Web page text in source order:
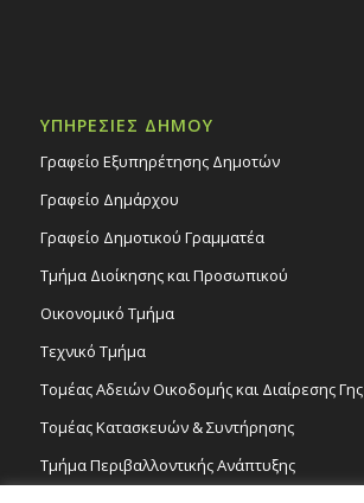
ΥΠΗΡΕΣΙΕΣ ΔΗΜΟΥ
Γραφείο Εξυπηρέτησης Δημοτών
Γραφείο Δημάρχου
Γραφείο Δημοτικού Γραμματέα
Τμήμα Διοίκησης και Προσωπικού
Οικονομικό Τμήμα
Τεχνικό Τμήμα
Τομέας Αδειών Οικοδομής και Διαίρεσης Γης
Τομέας Κατασκευών & Συντήρησης
Τμήμα Περιβαλλοντικής Ανάπτυξης